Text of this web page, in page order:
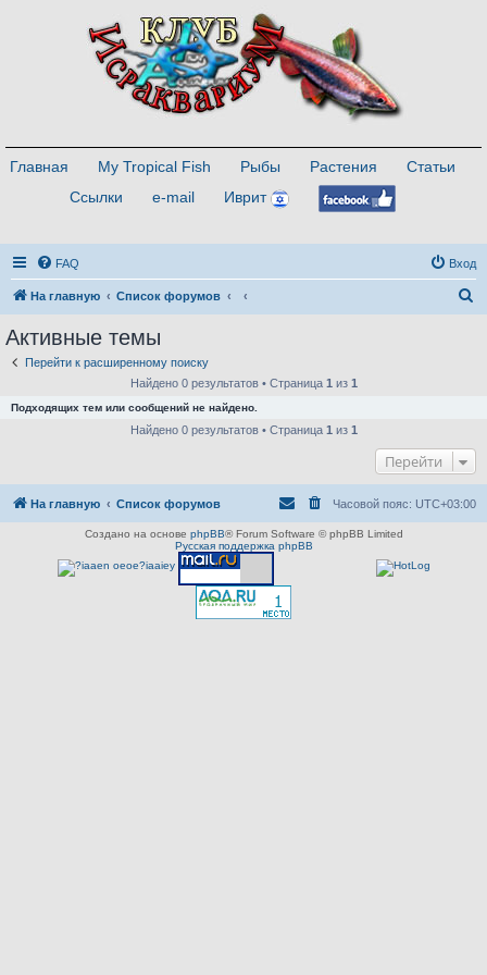
Главная My Tropical Fish Рыбы Растения
Статьи
Ссылки
e-mail Иврит
FAQ Вход
На главную Список форумов
Активные темы
Перейти к расширенному поиску
Найдено 0 результатов • Страница 1 из 1
Подходящих тем или сообщений не найдено.
Найдено 0 результатов • Страница 1 из 1
Перейти
На главную Список форумов Часовой пояс: UTC+03:00
Создано на основе phpBB® Forum Software © phpBB Limited
Русская поддержка phpBB